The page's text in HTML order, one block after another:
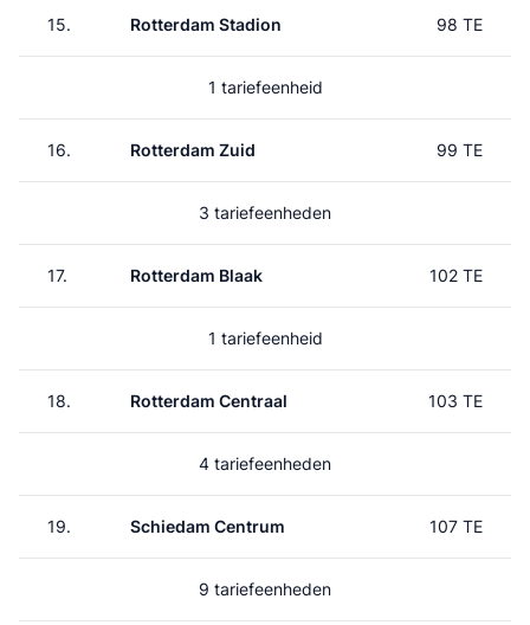
15. Rotterdam Stadion 98 TE
1 tariefeenheid
16. Rotterdam Zuid 99 TE
3 tariefeenheden
17. Rotterdam Blaak 102 TE
1 tariefeenheid
18. Rotterdam Centraal 103 TE
4 tariefeenheden
19. Schiedam Centrum 107 TE
9 tariefeenheden